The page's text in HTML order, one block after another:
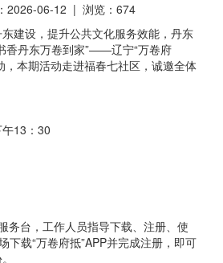
2026-06-12 | 浏览： 674
设，提升公共文化服务效能，丹东
香丹东万卷到家”——辽宁“万卷府
，本期活动走进福春七社区，诚邀全体
13：30
台，工作人员指导下载、注册、使
下载“万卷府抵”APP并完成注册，即可